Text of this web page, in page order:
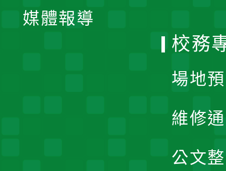
媒體報導
校務
場地
維修
公文